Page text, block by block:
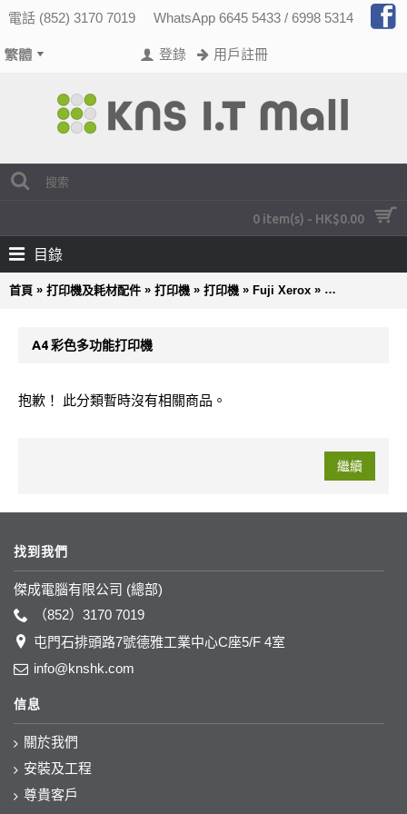
電話 (852) 3170 7019 WhatsApp 6645 5433 / 6998 5314
登錄 用戶註冊
0 item(s) - HK$0.00
目錄
首頁 » 打印機及耗材配件 » 打印機 » 打印機 » Fuji Xerox » A4 彩色多功能
A4 彩色多功能打印機
抱歉！ 此分類暫時沒有相關商品。
繼續
找到我們
傑成電腦有限公司 (總部)
（852）3170 7019
屯門石排頭路7號德雅工業中心C座5/F 4室
info@knshk.com
信息
關於我們
安裝及工程
尊貴客戶